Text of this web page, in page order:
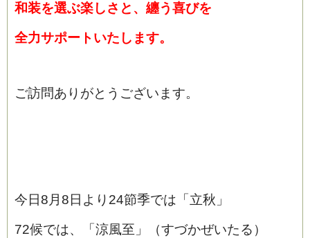
和装を選ぶ楽しさと、纏う喜びを
全力サポートいたします。
ご訪問ありがとうございます。
今日8月8日より24節季では「立秋」
72候では、「涼風至」（すづかぜいたる）